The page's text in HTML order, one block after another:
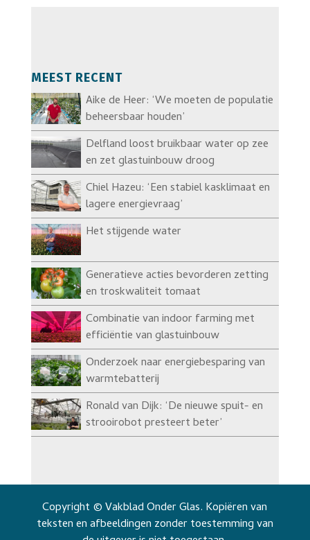
MEEST RECENT
Aike de Heer: ‘We moeten de populatie
beheersbaar houden’
Delfland loost bruikbaar water op zee
en zet glastuinbouw droog
Chiel Hazeu: ‘Een stabiel kasklimaat en
lagere energievraag’
Het stijgende water
Generatieve acties bevorderen zetting
en troskwaliteit tomaat
Combinatie van indoor farming met
efficiëntie van glastuinbouw
Onderzoek naar energiebesparing van
warmtebatterij
Ronald van Dijk: ‘De nieuwe spuit- en
strooirobot presteert beter’
Copyright © Vakblad Onder Glas. Kopiëren van
teksten en afbeeldingen zonder toestemming van